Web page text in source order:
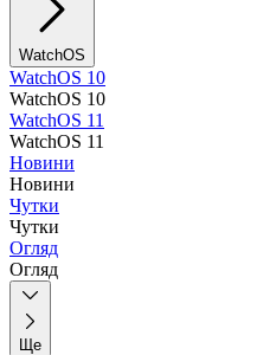
WatchOS
WatchOS 10
WatchOS 10
WatchOS 11
WatchOS 11
Новини
Новини
Чутки
Чутки
Огляд
Огляд
Ще